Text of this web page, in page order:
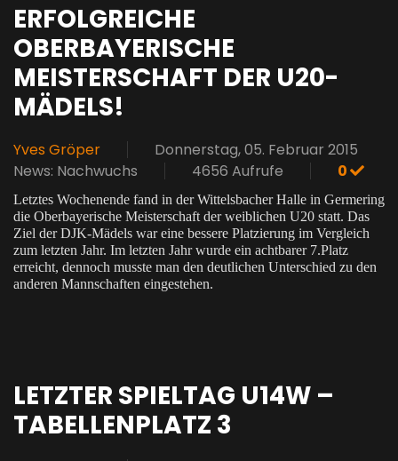
ERFOLGREICHE
OBERBAYERISCHE
MEISTERSCHAFT DER U20-
MÄDELS!
Yves Gröper
Donnerstag, 05. Februar 2015
News: Nachwuchs
4656 Aufrufe 0
Letztes Wochenende fand in der Wittelsbacher Halle in Germering
die Oberbayerische Meisterschaft der weiblichen U20 statt. Das
Ziel der DJK-Mädels war eine bessere Platzierung im Vergleich
zum letzten Jahr. Im letzten Jahr wurde ein achtbarer 7.Platz
erreicht, dennoch musste man den deutlichen Unterschied zu den
anderen Mannschaften eingestehen.
LETZTER SPIELTAG U14W –
TABELLENPLATZ 3